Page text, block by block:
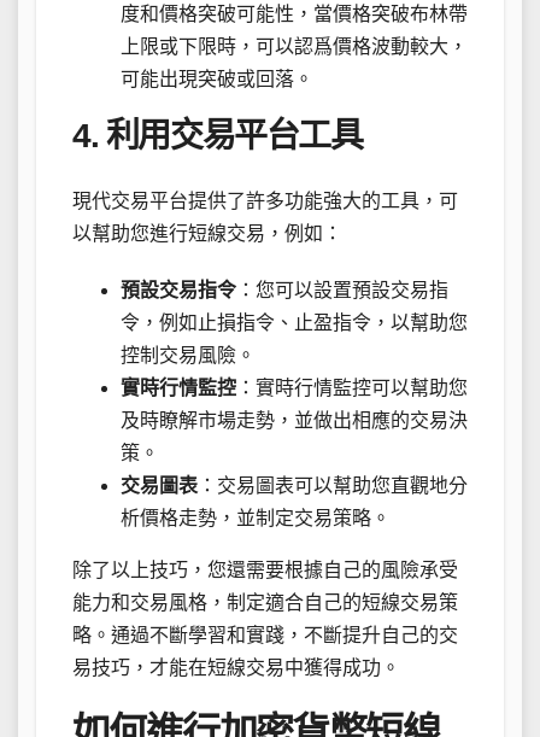
度和價格突破可能性，當價格突破布林帶
上限或下限時，可以認爲價格波動較大，
可能出現突破或回落。
4. 利用交易平台工具
現代交易平台提供了許多功能強大的工具，可
以幫助您進行短線交易，例如：
預設交易指令 ：您可以設置預設交易指
令，例如止損指令、止盈指令，以幫助您
控制交易風險。
實時行情監控 ：實時行情監控可以幫助您
及時瞭解市場走勢，並做出相應的交易決
策。
交易圖表：交易圖表可以幫助您直觀地分
析價格走勢，並制定交易策略。
除了以上技巧，您還需要根據自己的風險承受
能力和交易風格，制定適合自己的短線交易策
略。通過不斷學習和實踐，不斷提升自己的交
易技巧，才能在短線交易中獲得成功。